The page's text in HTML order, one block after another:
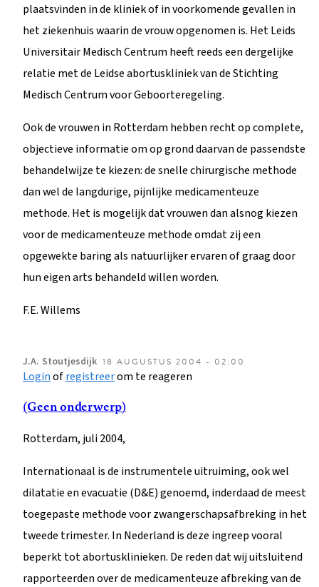
plaatsvinden in de kliniek of in voorkomende gevallen in
het ziekenhuis waarin de vrouw opgenomen is. Het Leids
Universitair Medisch Centrum heeft reeds een dergelijke
relatie met de Leidse abortuskliniek van de Stichting
Medisch Centrum voor Geboorteregeling.
Ook de vrouwen in Rotterdam hebben recht op complete,
objectieve informatie om op grond daarvan de passendste
behandelwijze te kiezen: de snelle chirurgische methode
dan wel de langdurige, pijnlijke medicamenteuze
methode. Het is mogelijk dat vrouwen dan alsnog kiezen
voor de medicamenteuze methode omdat zij een
opgewekte baring als natuurlijker ervaren of graag door
hun eigen arts behandeld willen worden.
F.E. Willems
J.A. Stoutjesdijk 18 AUGUSTUS 2004 - 02:00
Loginofregistreerom te reageren
(Geen onderwerp)
Rotterdam, juli 2004,
Internationaal is de instrumentele uitruiming, ook wel
dilatatie en evacuatie (D&E) genoemd, inderdaad de meest
toegepaste methode voor zwangerschapsafbreking in het
tweede trimester. In Nederland is deze ingreep vooral
beperkt tot abortusklinieken. De reden dat wij uitsluitend
rapporteerden over de medicamenteuze afbreking van de